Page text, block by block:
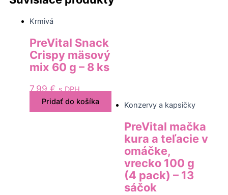
Krmivá
PreVital Snack
Crispy mäsový
mix 60 g – 8 ks
7,99€ s DPH
Pridať do košíka
Konzervy a kapsičky
PreVital mačka
kura a teľacie v
omáčke,
vrecko 100 g
(4 pack) – 13
sáčok